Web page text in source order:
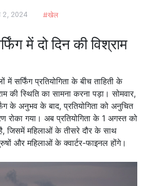
2, 2024 खेल
में दो दिन की विश्राम
सर्फिंग प्रतियोगिता के बीच ताहिती के
की स्थिति का सामना करना पड़ा। सोमवार,
के अनुभव के बाद, प्रतियोगिता को अनुचित
रोका गया। अब प्रतियोगिता के 1 अगस्त को
जिसमें महिलाओं के तीसरे दौर के साथ
और महिलाओं के क्वार्टर-फाइनल होंगे।